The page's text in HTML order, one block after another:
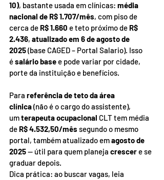
10), bastante usada em clínicas: média
nacional de R$ 1.707/mês, com piso de
cerca de R$ 1.660 e teto próximo de R$
2.436, atualizado em 6 de agosto de
2025 (base CAGED – Portal Salario). Isso
é salário base e pode variar por cidade,
porte da instituição e benefícios.
Para referência de teto da área
clínica (não é o cargo do assistente),
um terapeuta ocupacional CLT tem média
de R$ 4.532,50/mês segundo o mesmo
portal, também atualizado em agosto de
2025 — útil para quem planeja crescer e se
graduar depois.
Dica prática: ao buscar vagas, leia